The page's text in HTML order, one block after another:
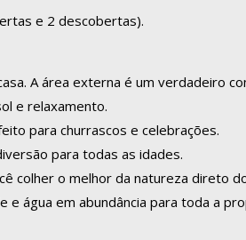
e 2 descobertas).
A área externa é um verdadeiro
e relaxamento.
para churrascos e celebrações.
para todas as idades.
colher o melhor da natureza direto
e água em abundância para toda a